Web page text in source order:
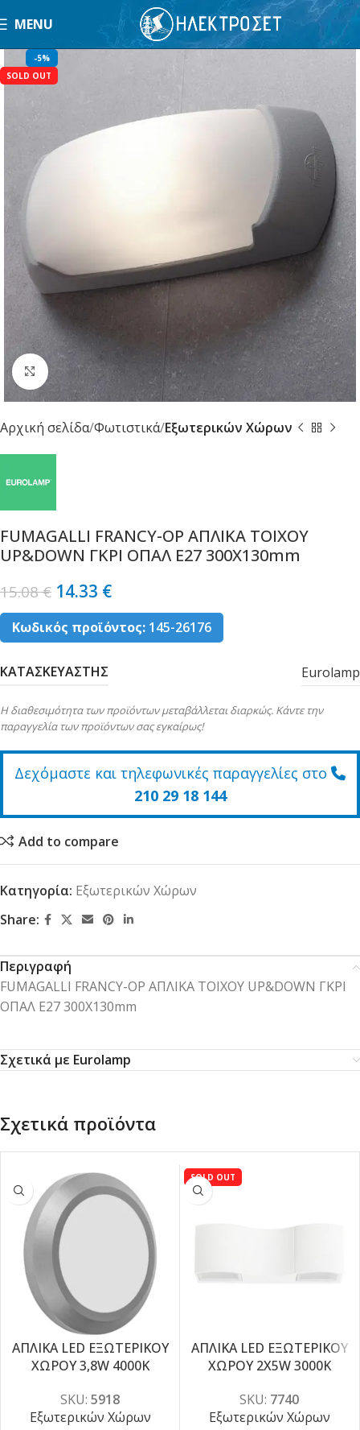
MENU
-5%
SOLD OUT
Κλικ για μεγέθυνση
Αρχική σελίδα Φωτιστικά Εξωτερικών Χώρων
FUMAGALLI FRANCY-OP ΑΠΛΙΚΑ ΤΟΙΧΟΥ
UP&DOWN ΓΚΡΙ ΟΠΑΛ Ε27 300X130mm
15.08€ 14.33 €
Κωδικός προϊόντος: 145-26176
ΚΑΤΑΣΚΕΥΑΣΤΗΣ Eurolamp
Η διαθεσιμότητα των προϊόντων μεταβάλλεται διαρκώς. Κάντε την
παραγγελία των προϊόντων σας εγκαίρως!
Δεχόμαστε και τηλεφωνικές παραγγελίες στο
210 29 18 144
Add to compare
Κατηγορία: Εξωτερικών Χώρων
Share:
Περιγραφή
FUMAGALLI FRANCY-OP ΑΠΛΙΚΑ ΤΟΙΧΟΥ UP&DOWN ΓΚΡΙ
ΟΠΑΛ Ε27 300X130mm
Σχετικά με Eurolamp
Σχετικά προϊόντα
-5%
ΑΠΛΙΚΑ LED ΕΞΩΤΕΡΙΚΟΥ
ΧΩΡΟΥ 3,8W 4000K
SKU: 5918
Εξωτερικών Χώρων
SOLD OUT
ΑΠΛΙΚΑ LED ΕΞΩΤΕΡΙΚΟΥ
ΧΩΡΟΥ 2X5W 3000K
SKU: 7740
Εξωτερικών Χώρων